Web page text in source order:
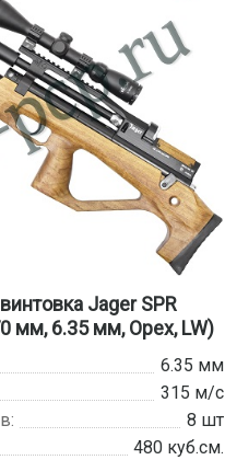
Jager SPR
мм, 6.35 мм, Орех, LW)
6.35 мм
315 м/с
8 шт
480 куб.см.